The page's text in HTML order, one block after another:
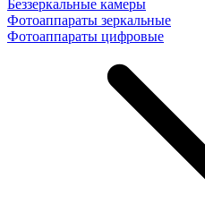
Беззеркальные камеры
Фотоаппараты зеркальные
Фотоаппараты цифровые